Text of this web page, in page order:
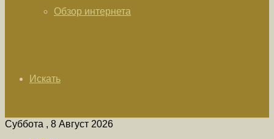
Обзор интернета
Искать
Суббота , 8 Август 2026